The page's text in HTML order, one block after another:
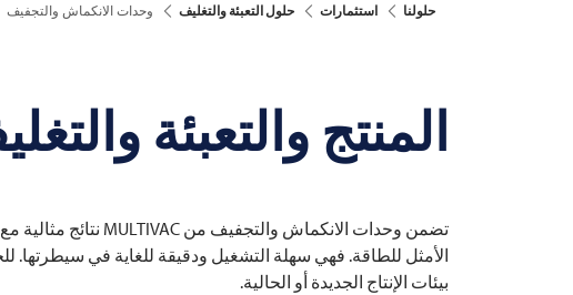
حلولنا استثمارات حلول التعبئة والتغليف وحدات الانكماش والتجفيف
المنتج والتعبئة
تضمن وحدات الانكماش والتجفيف من MULTIVAC نتائج مثالية
الأمثل للطاقة. فهي سهلة التشغيل ودقيقة للغاية في سيطرتها.
بيئات الإنتاج الجديدة أو الحالية.